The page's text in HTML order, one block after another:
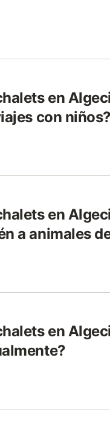
en
con niños?
en
a animales
en